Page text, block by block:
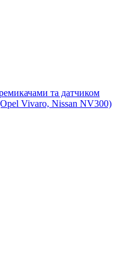
та датчиком
Vivaro, Nissan NV300)